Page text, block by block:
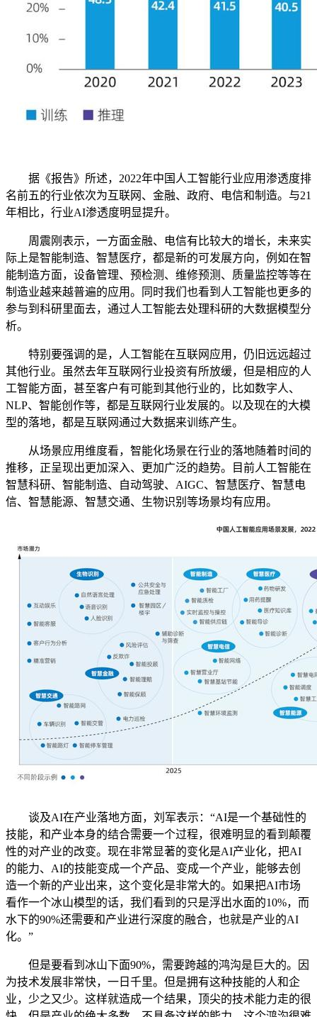
据《报告》所述，2022年中国人工智能行业应用渗透度排
名前五的行业依次为互联网、金融、政府、电信和制造。与21
年相比，行业AI渗透度明显提升。
周震刚表示，一方面金融、电信有比较大的增长，未来实
际上是智能制造、智慧医疗，都是新的可发展方向，例如在智
能制造方面，设备管理、预检测、维修预测、质量监控等等在
制造业越来越普遍的应用。同时我们也看到人工智能也更多的
参与到科研里面去，通过人工智能去处理科研的大数据模型分
析。
特别要强调的是，人工智能在互联网应用，仍旧远远超过
其他行业。虽然去年互联网行业投资有所放缓，但是相应的人
工智能方面，甚至客户有可能到其他行业的，比如数字人、
NLP、智能创作等，都是互联网行业发展的。以及现在的大模
型的落地，都是互联网通过大数据来训练产生。
从场景应用维度看，智能化场景在行业的落地随着时间的
推移，正呈现出更加深入、更加广泛的趋势。目前人工智能在
智慧科研、智能制造、自动驾驶、AIGC、智慧医疗、智慧电
信、智慧能源、智慧交通、生物识别等场景均有应用。
谈及AI在产业落地方面，刘军表示：“AI是一个基础性的
技能，和产业本身的结合需要一个过程，很难明显的看到颠覆
性的对产业的改变。现在非常显著的变化是AI产业化，把AI
的能力、AI的技能变成一个产品、变成一个产业，能够去创
造一个新的产业出来，这个变化是非常大的。如果把AI市场
看作一个冰山模型的话，我们看到的只是浮出水面的10%，而
水下的90%还需要和产业进行深度的融合，也就是产业的AI
化。”
但是要看到冰山下面90%，需要跨越的鸿沟是巨大的。因
为技术发展非常快，一日千里。但是拥有这种技能的人和企
业，少之又少。这样就造成一个结果，顶尖的技术能力走的很